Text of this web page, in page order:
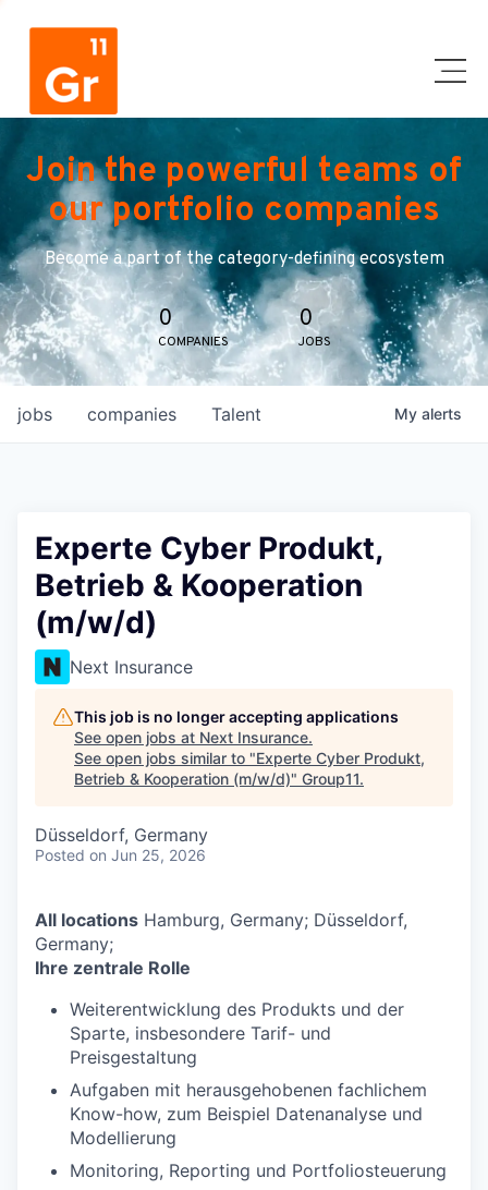
Join the powerful teams of
our portfolio companies
Become a part of the category-defining ecosystem
0
COMPANIES
0
JOBS
jobs companies Talent My alerts
Experte Cyber Produkt,
Betrieb & Kooperation
(m/w/d)
Next Insurance
This job is no longer accepting applications
See open jobs at Next Insurance.
See open jobs similar to "Experte Cyber Produkt,
Betrieb & Kooperation (m/w/d)" Group11.
Düsseldorf, Germany
Posted on Jun 25, 2026
All locations Hamburg, Germany; Düsseldorf,
Germany;
Ihre zentrale Rolle
Weiterentwicklung des Produkts und der
Sparte, insbesondere Tarif- und
Preisgestaltung
Aufgaben mit herausgehobenen fachlichem
Know-how, zum Beispiel Datenanalyse und
Modellierung
Monitoring, Reporting und Portfoliosteuerung